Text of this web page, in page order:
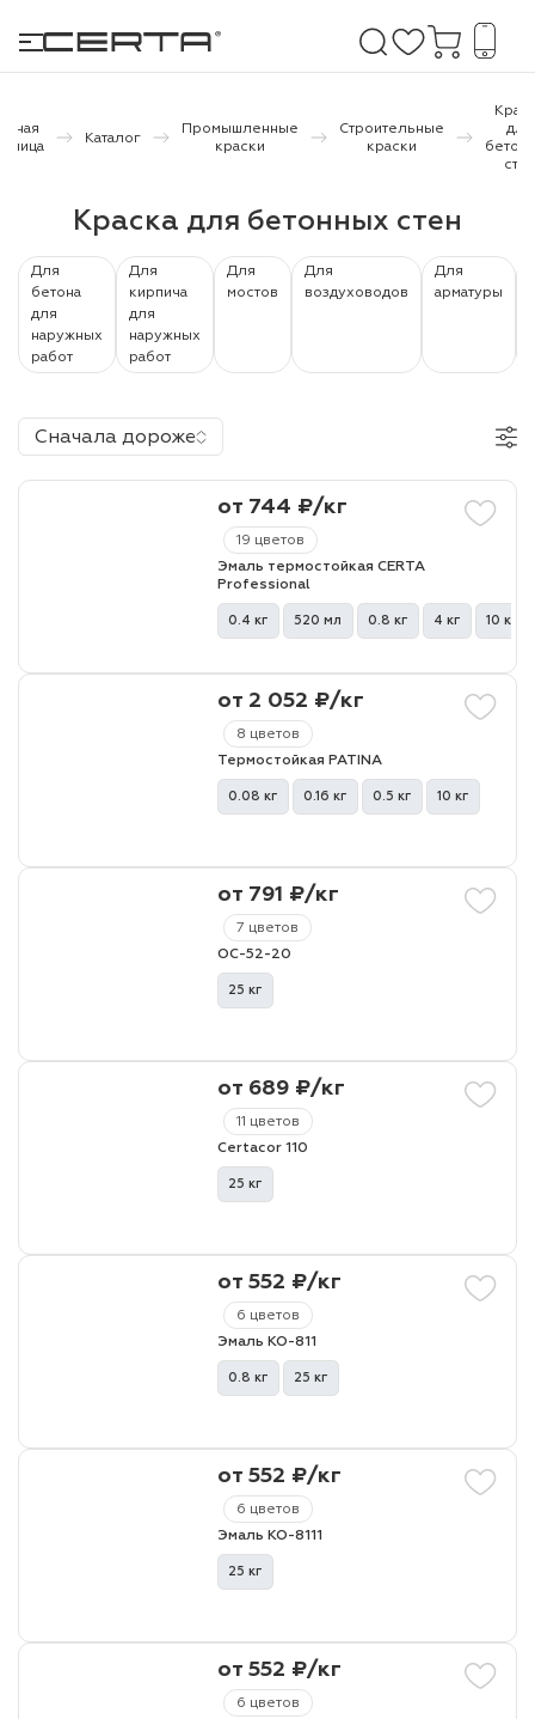
и дачи
бетону,
металлу
по
Каталог
Промышленные
краски
Строительные
краски
для
стен
Краска для бетонных стен
Для
бетона
для
наружных
работ
Для
кирпича
для
наружных
работ
Для
мостов
Для
воздуховодов
Для
арматуры
Сначала дороже
19 цветов
от 744 ₽/кг
Эмаль термостойкая CERTA
Professional
0.4 кг 520 мл 0.8 кг 4 кг 10 кг
8 цветов
от 2 052 ₽/кг
Термостойкая PATINA
0.08 кг 0.16 кг 0.5 кг 10 кг
7 цветов
от 791 ₽/кг
ОС-52-20
25 кг
11 цветов
от 689 ₽/кг
Certacor 110
25 кг
6 цветов
от 552 ₽/кг
Эмаль КО-811
0.8 кг 25 кг
6 цветов
от 552 ₽/кг
Эмаль КО-8111
25 кг
6 цветов
от 552 ₽/кг